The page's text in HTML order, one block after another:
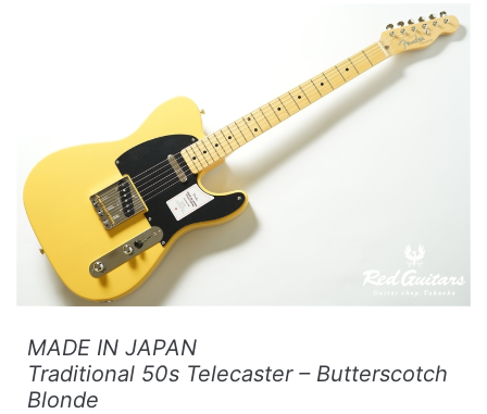
MADE IN JAPAN
Traditional 50s Telecaster – Butterscotch
Blonde